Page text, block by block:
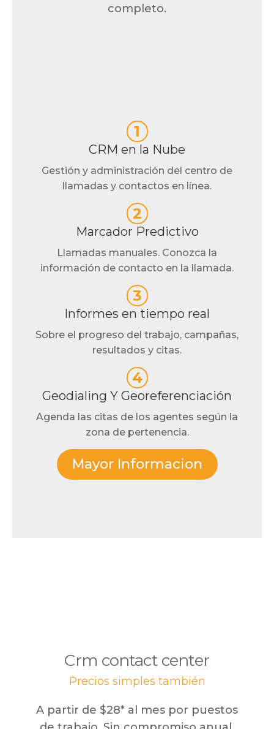
completo.
1
CRM en la Nube
Gestión y administración del centro de
llamadas y contactos en línea.
2
Marcador Predictivo
Llamadas manuales. Conozca la
información de contacto en la llamada.
3
Informes en tiempo real
Sobre el progreso del trabajo, campañas,
resultados y citas.
4
Geodialing Y Georeferenciación
Agenda las citas de los agentes según la
zona de pertenencia.
Mayor Informacion
Crm contact center
Precios simples también
A partir de $28* al mes por puestos